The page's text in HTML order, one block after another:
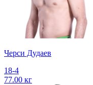
Черси Дудаев
18-4
77.00 кг